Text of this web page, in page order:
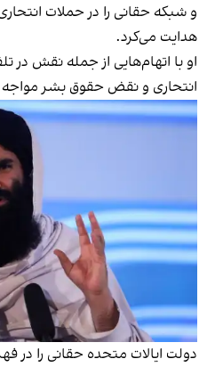
و شبکه حقانی را در حملات
هدایت می‌کرد.
او با اتهام‌هایی از جمله نقش در
انتحاری و نقض حقوق بشر
دولت ایالات متحده حقانی را در